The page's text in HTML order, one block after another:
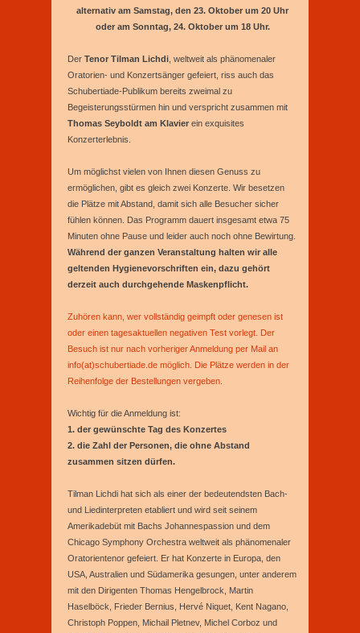
alternativ am Samstag, den 23. Oktober um 20 Uhr
oder am Sonntag, 24. Oktober um 18 Uhr.
Der Tenor Tilman Lichdi , weltweit als phänomenaler
Oratorien- und Konzertsänger gefeiert, riss auch das
Schubertiade-Publikum bereits zweimal zu
Begeisterungsstürmen hin und verspricht zusammen mit
Thomas Seyboldt am Klavier ein exquisites
Konzerterlebnis.
Um möglichst vielen von Ihnen diesen Genuss zu
ermöglichen, gibt es gleich zwei Konzerte. Wir besetzen
die Plätze mit Abstand, damit sich alle Besucher sicher
fühlen können. Das Programm dauert insgesamt etwa 75
Minuten ohne Pause und leider auch noch ohne Bewirtung.
Während der ganzen Veranstaltung halten wir alle
geltenden Hygienevorschriften ein, dazu gehört
derzeit auch durchgehende Maskenpflicht.
Zuhören kann, wer vollständig geimpft oder genesen ist
oder einen tagesaktuellen negativen Test vorlegt. Der
Besuch ist nur nach vorheriger Anmeldung per Mail an
info(at)schubertiade.de möglich. Die Plätze werden in der
Reihenfolge der Bestellungen vergeben.
Wichtig für die Anmeldung ist:
1. der gewünschte Tag des Konzertes
2. die Zahl der Personen, die ohne Abstand
zusammen sitzen dürfen.
Tilman Lichdi hat sich als einer der bedeutendsten Bach-
und Liedinterpreten etabliert und wird seit seinem
Amerikadebüt mit Bachs Johannespassion und dem
Chicago Symphony Orchestra weltweit als phänomenaler
Oratorientenor gefeiert. Er hat Konzerte in Europa, den
USA, Australien und Südamerika gesungen, unter anderem
mit den Dirigenten Thomas Hengelbrock, Martin
Haselböck, Frieder Bernius, Hervé Niquet, Kent Nagano,
Christoph Poppen, Michail Pletnev, Michel Corboz und